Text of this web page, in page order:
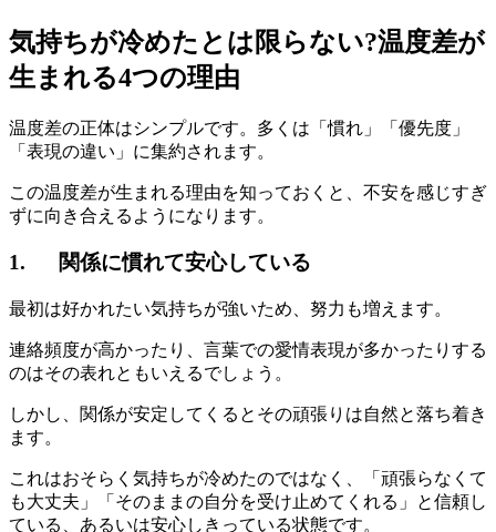
気持ちが冷めたとは限らない?温度差が
生まれる4つの理由
温度差の正体はシンプルです。多くは「慣れ」「優先度」
「表現の違い」に集約されます。
この温度差が生まれる理由を知っておくと、不安を感じすぎ
ずに向き合えるようになります。
1. 関係に慣れて安心している
最初は好かれたい気持ちが強いため、努力も増えます。
連絡頻度が高かったり、言葉での愛情表現が多かったりする
のはその表れともいえるでしょう。
しかし、関係が安定してくるとその頑張りは自然と落ち着き
ます。
これはおそらく気持ちが冷めたのではなく、「頑張らなくて
も大丈夫」「そのままの自分を受け止めてくれる」と信頼し
ている、あるいは安心しきっている状態です。